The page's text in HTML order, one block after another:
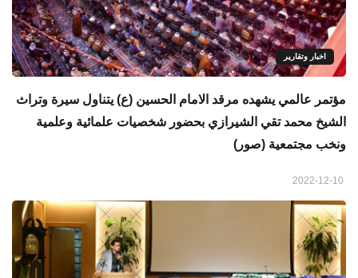
اخبار وتقارير
مؤتمر عالمي يشهده مرقد الامام الحسين (ع) يتناول سيرة وتراث
الشيخ محمد تقي الشيرازي بحضور شخصيات علمائية وعلمية
ونخب مجتمعية (صور)